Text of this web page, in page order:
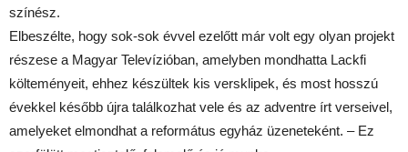
színész.
Elbeszélte, hogy sok-sok évvel ezelőtt már volt egy olyan projekt
részese a Magyar Televízióban, amelyben mondhatta Lackfi
költeményeit, ehhez készültek kis versklipek, és most hosszú
évekkel később újra találkozhat vele és az adventre írt verseivel,
amelyeket elmondhat a református egyház üzeneteként. – Ez